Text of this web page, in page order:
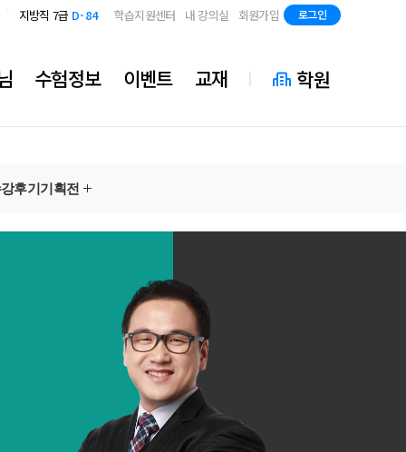
학습지원센터 내 강의실 회원가입 로그인
지방직 7급 D-84
국가직 7급 2차
수험정보 이벤트 교재 학원
후기기획전